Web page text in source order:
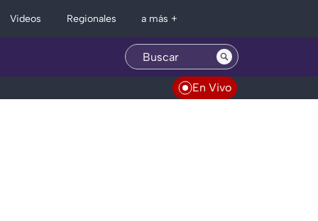
Videos Regionales a más +
En Vivo